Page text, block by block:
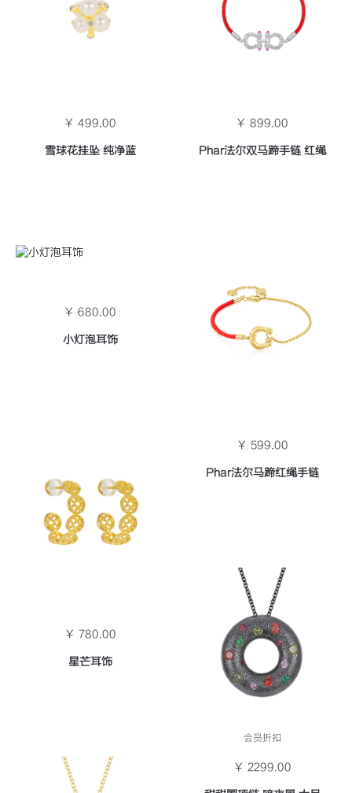
￥ 499.00
雪球花挂坠 纯净蓝
￥ 899.00
Phar法尔双马蹄手链 红绳
￥ 680.00
小灯泡耳饰
￥ 599.00
Phar法尔马蹄红绳手链
￥ 780.00
星芒耳饰
会员折扣
￥ 2299.00